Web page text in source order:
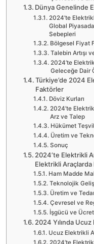
Dünya Genelinde
2024’te
Global
Sebepleri
Bölgesel Fiyat
Talebin Artışı
2024’te
Geleceğe Dair
Türkiye’de 2024
Faktörler
Döviz Kurları
2024’te
Arz ve Talep
Hükümet
Üretim ve
Sonuç
2024’te Elektrikli
Elektrikli Araçlarda
Ham Madde
Teknolojik
Üretim ve
Çevresel ve
İşgücü ve
2024 Yılında
Ucuz Elektrikli
2024’te